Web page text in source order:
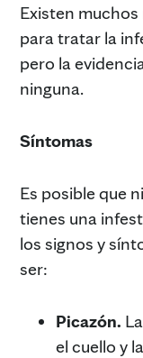
Existen
para tratar la
pero la
ninguna.
Síntomas
Es posible que
tienes una
los signos y
ser:
Picazón.
el cuello y